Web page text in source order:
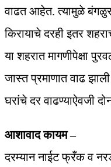
वाढत आहेत. त्यामुळे
किरायाचे दरही इतर
या शहरात मागणीपेक्षा
जास्त प्रमाणात वाढ
घरांचे दर वाढण्याऐवजी
आशावाद कायम –
दरम्यान नाईट फ्रँक व